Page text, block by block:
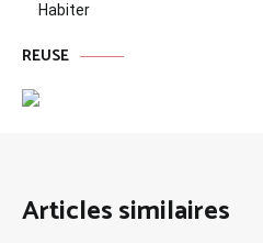
Habiter
REUSE
Articles similaires